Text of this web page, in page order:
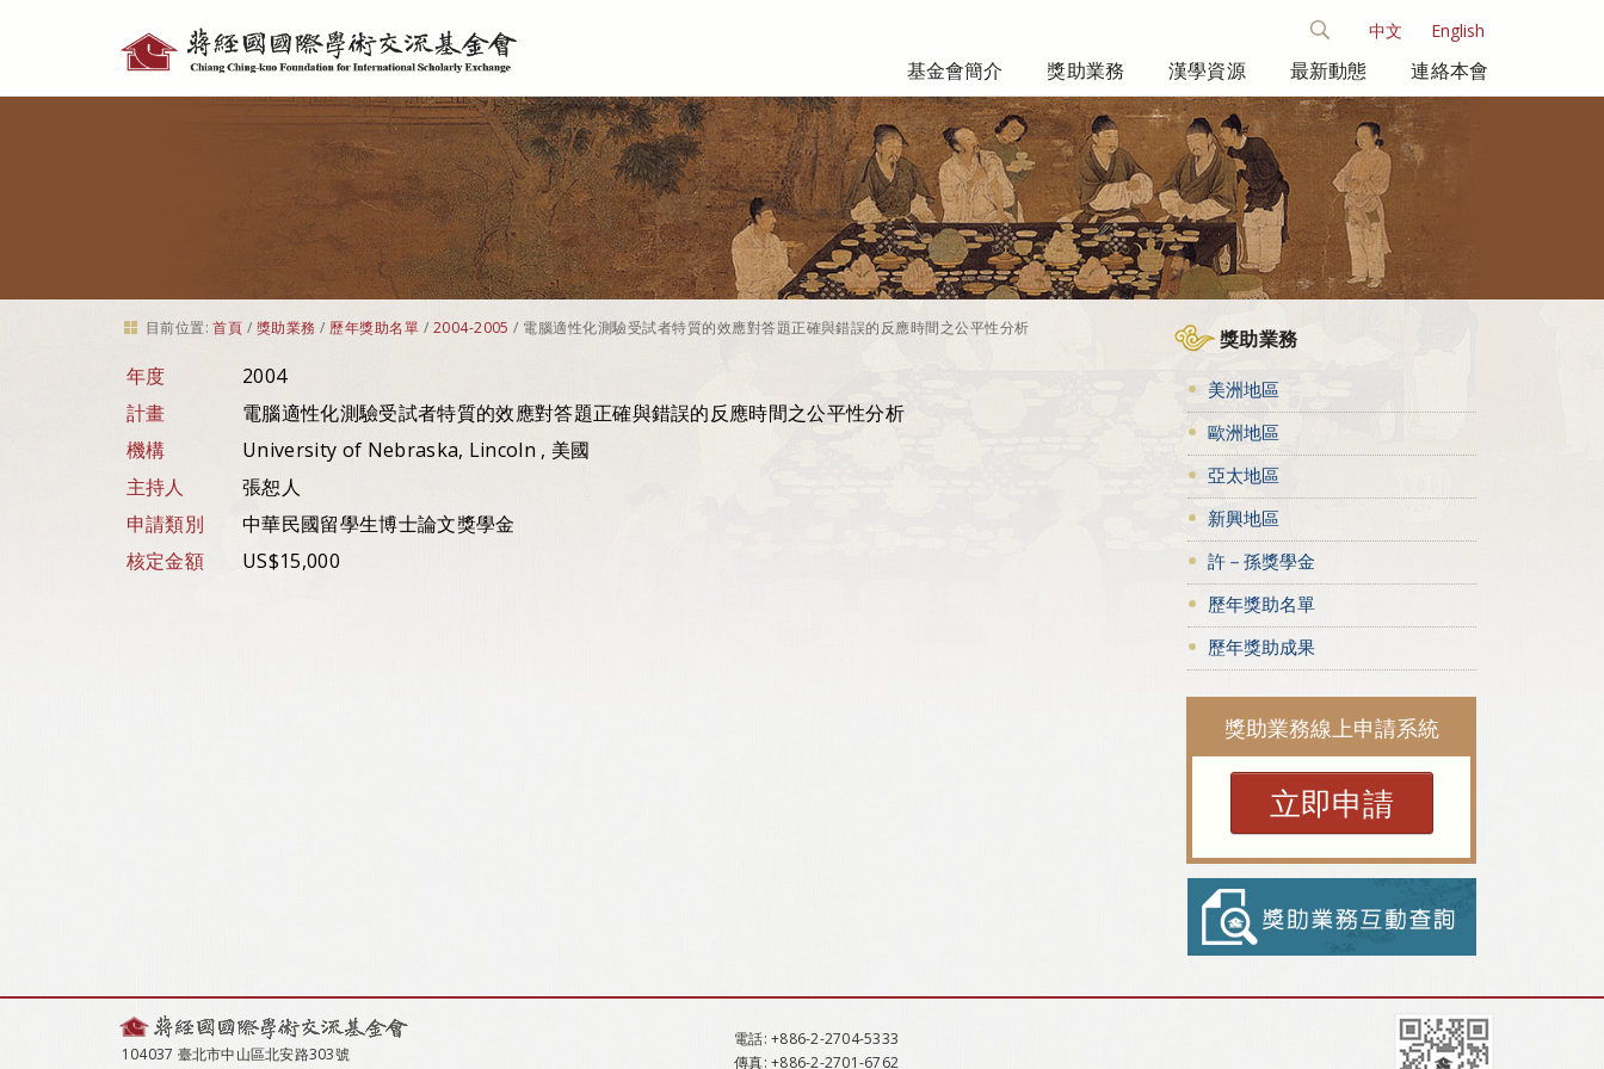
具
中文 English
基金會簡介 獎助業務 漢學資源 最新動態 連絡本會
目前位置: 首頁 / 獎助業務 / 歷年獎助名單 / 2004-2005 / 電腦適性化測驗受試者特質的效應對答題正確與錯誤的反應時間之公平性分析
年度
2004
計畫
電腦適性化測驗受試者特質的效應對答題正確與錯誤的反應時間之公平性分析
機構
University of Nebraska, Lincoln , 美國
主持人
張恕人
申請類別
中華民國留學生博士論文獎學金
核定金額
US$15,000
獎助業務
美洲地區
歐洲地區
亞太地區
新興地區
許－孫獎學金
歷年獎助名單
歷年獎助成果
獎助業務線上申請系統
立即申請
104037 臺北市中山區北安路303號
電話: +886-2-2704-5333
傳真: +886-2-2701-6762